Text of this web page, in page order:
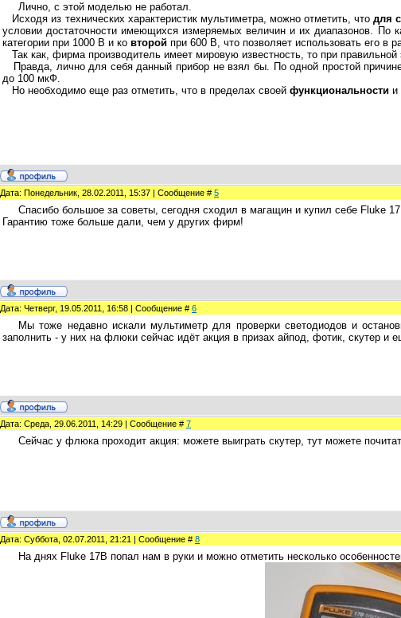
Лично, с этой моделью не работал.
Исходя из технических характеристик мультиметра, можно отметить, чтодля
условии достаточности имеющихся измеряемых величин и их диапазонов. По
категории при 1000 В и ко второй при 600 В, что позволяет использовать его в
Так как, фирма производитель имеет мировую известность, то при
Правда, лично для себя данный прибор не взял бы. По одной простой
до 100 мкФ.
Но необходимо еще раз отметить, что в пределах своей функциональности и
Дата: Понедельник, 28.02.2011, 15:37 | Сообщение # 5
Спасибо большое за советы, сегодня сходил в магащин и купил себе Fluke
Гарантию тоже больше дали, чем у других фирм!
Дата: Четверг, 19.05.2011, 16:58 | Сообщение # 6
Мы тоже недавно искали мультиметр для проверки светодиодов и
заполнить - у них на флюки сейчас идёт акция в призах айпод, фотик, скутер и
Дата: Среда, 29.06.2011, 14:29 | Сообщение # 7
Сейчас у флюка проходит акция: можете выиграть скутер, тут можете
Дата: Суббота, 02.07.2011, 21:21 | Сообщение # 8
На днях Fluke 17B попал нам в руки и можно отметить несколько